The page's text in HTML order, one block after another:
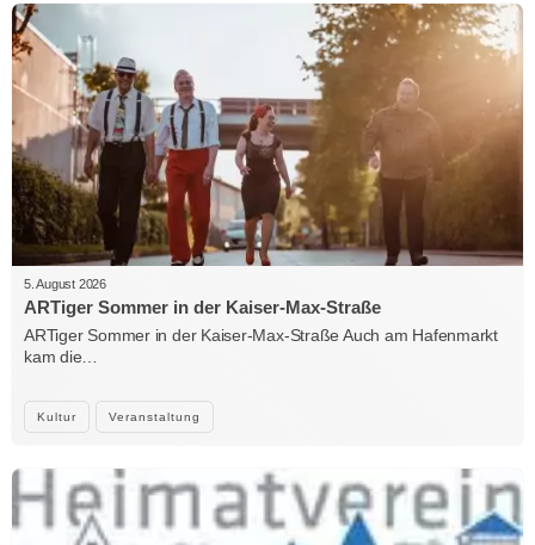
Kultur Veranstaltung
5. August 2026
ARTiger Sommer in der Kaiser-Max-Straße
ARTiger Sommer in der Kaiser-Max-Straße Auch am Hafenmarkt
kam die…